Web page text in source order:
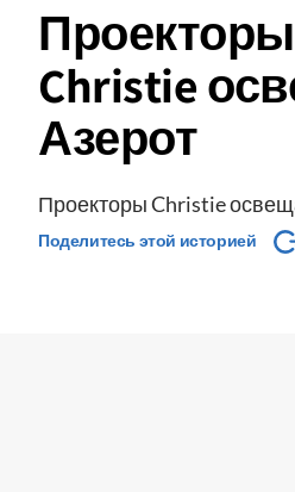
Проекторы
Christie
Азерот
Проекторы Christie
Поделитесь этой историей